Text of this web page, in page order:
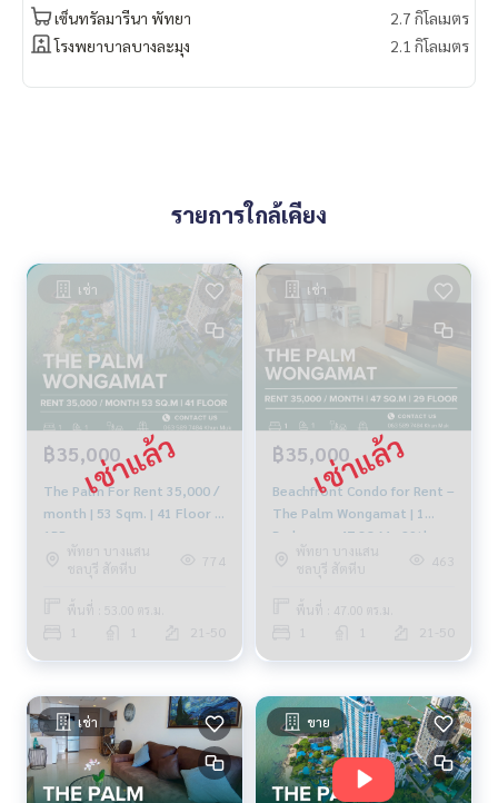
เซ็นทรัลมารีนา พัทยา
2.7 กิโลเมตร
โรงพยาบาลบางละมุง
2.1 กิโลเมตร
รายการใกล้เคียง
เช่า
฿35,000
The Palm For Rent 35,000 /
month | 53 Sqm. | 41 Floor |
1BR
พัทยา บางแสน
ชลบุรี สัตหีบ
774
พื้นที่ : 53.00 ตร.ม.
21-50
เช่า
฿35,000
Beachfront Condo for Rent –
The Palm Wongamat | 1
Bedroom, 47 SQ.M., 29th
Floor | 35,000 THB/Month
พัทยา บางแสน
ชลบุรี สัตหีบ
463
พื้นที่ : 47.00 ตร.ม.
21-50
เช่า ขาย